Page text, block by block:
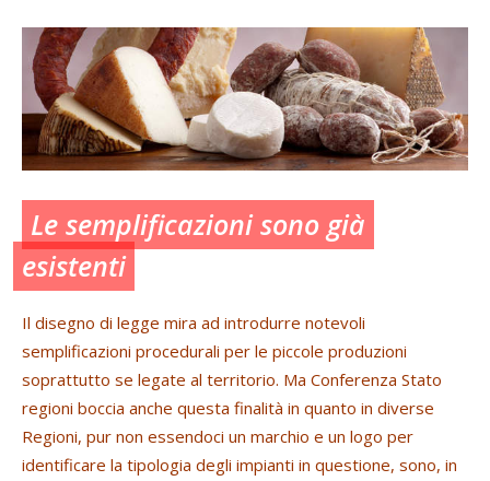
Le semplificazioni sono già
esistenti
Il disegno di legge mira ad introdurre notevoli
semplificazioni procedurali per le piccole produzioni
soprattutto se legate al territorio. Ma Conferenza Stato
regioni boccia anche questa finalità in quanto in diverse
Regioni, pur non essendoci un marchio e un logo per
identificare la tipologia degli impianti in questione, sono, in